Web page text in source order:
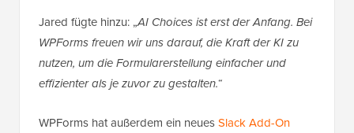
Jared fügte hinzu: „AI Choices ist erst der Anfang. Bei
WPForms freuen wir uns darauf, die Kraft der KI zu
nutzen, um die Formularerstellung einfacher und
effizienter als je zuvor zu gestalten.“
WPForms hat außerdem ein neuesSlack Add-On